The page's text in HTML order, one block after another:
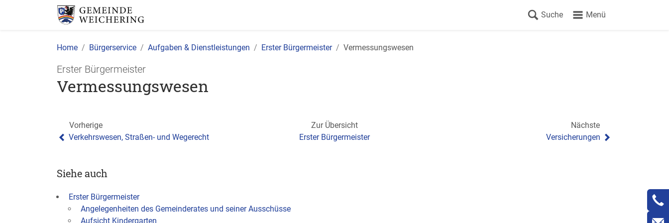
Suche Menü
Home Bürgerservice Aufgaben & Dienstleistungen Erster Bürgermeister Vermessungswesen
Erster Bürgermeister
Vermessungswesen
Vorherige
Verkehrswesen, Straßen- und Wegerecht
Zur Übersicht
Erster Bürgermeister
Nächste
Versicherungen
Siehe auch
Erster Bürgermeister
Angelegenheiten des Gemeinderates und seiner Ausschüsse
Aufsicht Kindergarten